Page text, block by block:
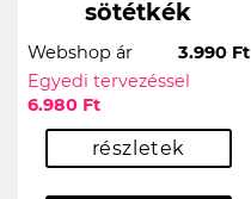
sötétkék
Webshop ár
3.990 Ft
Egyedi tervezéssel
6.980 Ft
részletek